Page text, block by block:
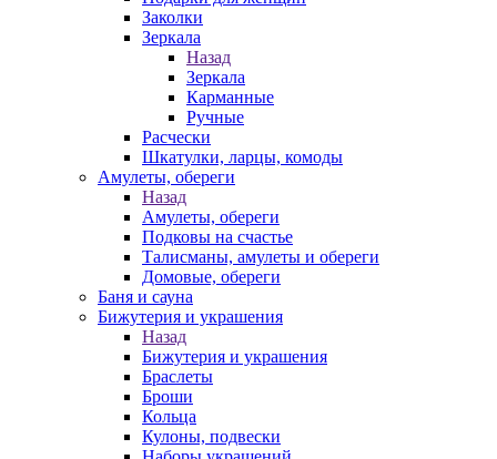
Заколки
Зеркала
Назад
Зеркала
Карманные
Ручные
Расчески
Шкатулки, ларцы, комоды
Амулеты, обереги
Назад
Амулеты, обереги
Подковы на счастье
Талисманы, амулеты и обереги
Домовые, обереги
Баня и сауна
Бижутерия и украшения
Назад
Бижутерия и украшения
Браслеты
Броши
Кольца
Кулоны, подвески